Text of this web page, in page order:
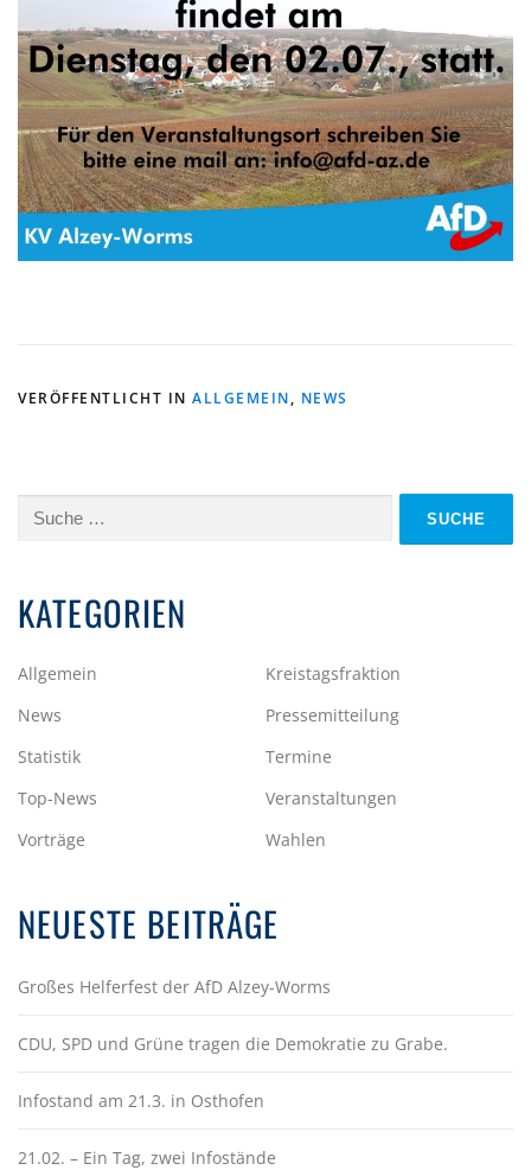
VERÖFFENTLICHT IN ALLGEMEIN, NEWS
Suche
KATEGORIEN
Allgemein
Kreistagsfraktion
News
Pressemitteilung
Statistik
Termine
Top-News
Veranstaltungen
Vorträge
Wahlen
NEUESTE BEITRÄGE
Großes Helferfest der AfD Alzey-Worms
CDU, SPD und Grüne tragen die Demokratie zu Grabe.
Infostand am 21.3. in Osthofen
21.02. – Ein Tag, zwei Infostände